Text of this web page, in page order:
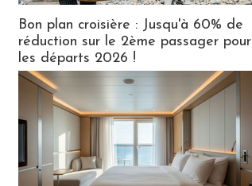
Bon plan croisière : Jusqu'à 60% de
réduction sur le 2ème passager pour
les départs 2026 !